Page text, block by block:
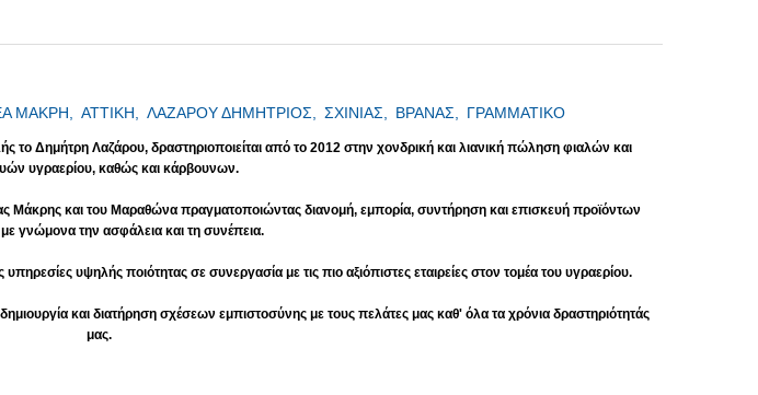
ΜΑΚΡΗ, ΑΤΤΙΚΗ, ΛΑΖΑΡΟΥ ΔΗΜΗΤΡΙΟΣ, ΣΧΙΝΙΑΣ, ΒΡΑΝΑΣ, ΓΡΑΜΜΑΤΙΚΟ
το Δημήτρη Λαζάρου, δραστηριοποιείται από το 2012 στην χονδρική και λιανική πώληση φιαλών και
υγραερίου, καθώς και κάρβουνων.
Μάκρης και του Μαραθώνα πραγματοποιώντας διανομή, εμπορία, συντήρηση και επισκευή προϊόντων
γνώμονα την ασφάλεια και τη συνέπεια.
υψηλής ποιότητας σε συνεργασία με τις πιο αξιόπιστες εταιρείες στον τομέα του υγραερίου.
και διατήρηση σχέσεων εμπιστοσύνης με τους πελάτες μας καθ' όλα τα χρόνια δραστηριότητάς
μας.